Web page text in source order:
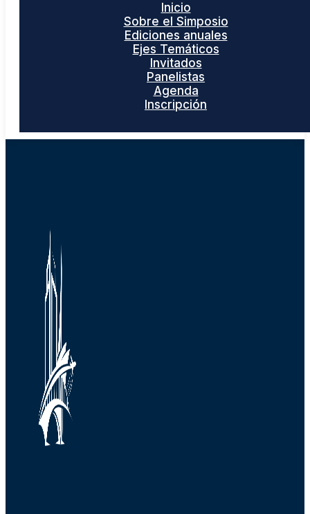
Inicio
Sobre el Simposio
Ediciones anuales
Ejes Temáticos
Invitados
Panelistas
Agenda
Inscripción